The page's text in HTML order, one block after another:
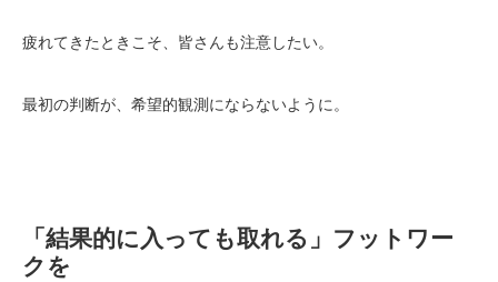
疲れてきたときこそ、皆さんも注意したい。
最初の判断が、希望的観測にならないように。
「結果的に入っても取れる」フットワー
クを